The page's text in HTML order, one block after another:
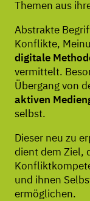
Themen aus
Abstrakte
Konflikte,
digitale
vermittelt.
Übergang von
aktiven
selbst.
Dieser neu zu
dient dem Ziel,
und ihnen
ermöglichen.